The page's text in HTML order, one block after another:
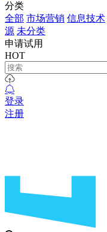
分类
全部 市场营销 信息技术
源 未分类
申请试用
HOT
登录
注册